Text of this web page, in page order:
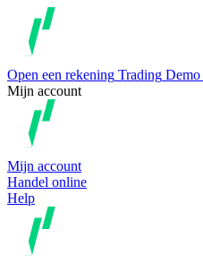
Open een rekening Trading Demo
Mijn account
Mijn account
Handel online
Help